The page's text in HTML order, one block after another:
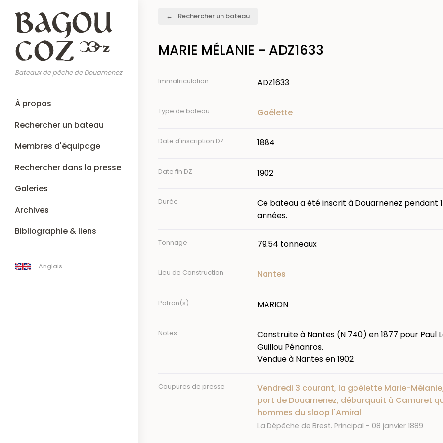
contenu
principal
Bateaux de pêche de Douarnenez
Main
navigation
À propos
Rechercher un bateau
Membres d'équipage
Rechercher dans la presse
Galeries
Archives
Bibliographie & liens
Anglais
Rechercher un bateau
MARIE MÉLANIE - ADZ1633
Immatriculation ADZ1633
Type de bateau Goélette
Date d'inscription DZ 1884
Date fin DZ 1902
Durée
Ce bateau a été inscrit à Douarnenez pendant
années.
Tonnage 79.54 tonneaux
Lieu de Construction Nantes
Patron(s) MARION
Notes
Construite à Nantes (N 740) en 1877 pour Paul
Guillou Pénanros.
Vendue à Nantes en 1902
Coupures de presse
Vendredi 3 courant, la goëlette Marie-
port de Douarnenez, débarquait à Camaret
hommes du sloop l'Amiral
Journal
La Dépêche de Brest. Principal Date
08 janvier 1889